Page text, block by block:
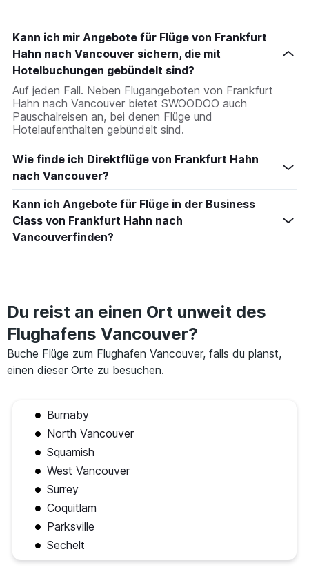
Kann ich mir Angebote für Flüge von Frankfurt
Hahn nach Vancouver sichern, die mit
Hotelbuchungen gebündelt sind?
Auf jeden Fall. Neben Flugangeboten von Frankfurt
Hahn nach Vancouver bietet SWOODOO auch
Pauschalreisen an, bei denen Flüge und
Hotelaufenthalten gebündelt sind.
Wie finde ich Direktflüge von Frankfurt Hahn
nach Vancouver?
Kann ich Angebote für Flüge in der Business
Class von Frankfurt Hahn nach
Vancouverfinden?
Du reist an einen Ort unweit des
Flughafens Vancouver?
Buche Flüge zum Flughafen Vancouver, falls du planst,
einen dieser Orte zu besuchen.
Burnaby
North Vancouver
Squamish
West Vancouver
Surrey
Coquitlam
Parksville
Sechelt